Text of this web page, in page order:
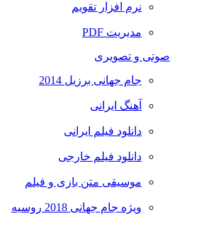
نرم افزار تقویم
مدیریت PDF
صوتی و تصویری
جام جهانی برزیل 2014
آهنگ ایرانی
دانلود فیلم ایرانی
دانلود فیلم خارجی
موسیقی متن بازی و فیلم
ویژه جام جهانی 2018 روسیه